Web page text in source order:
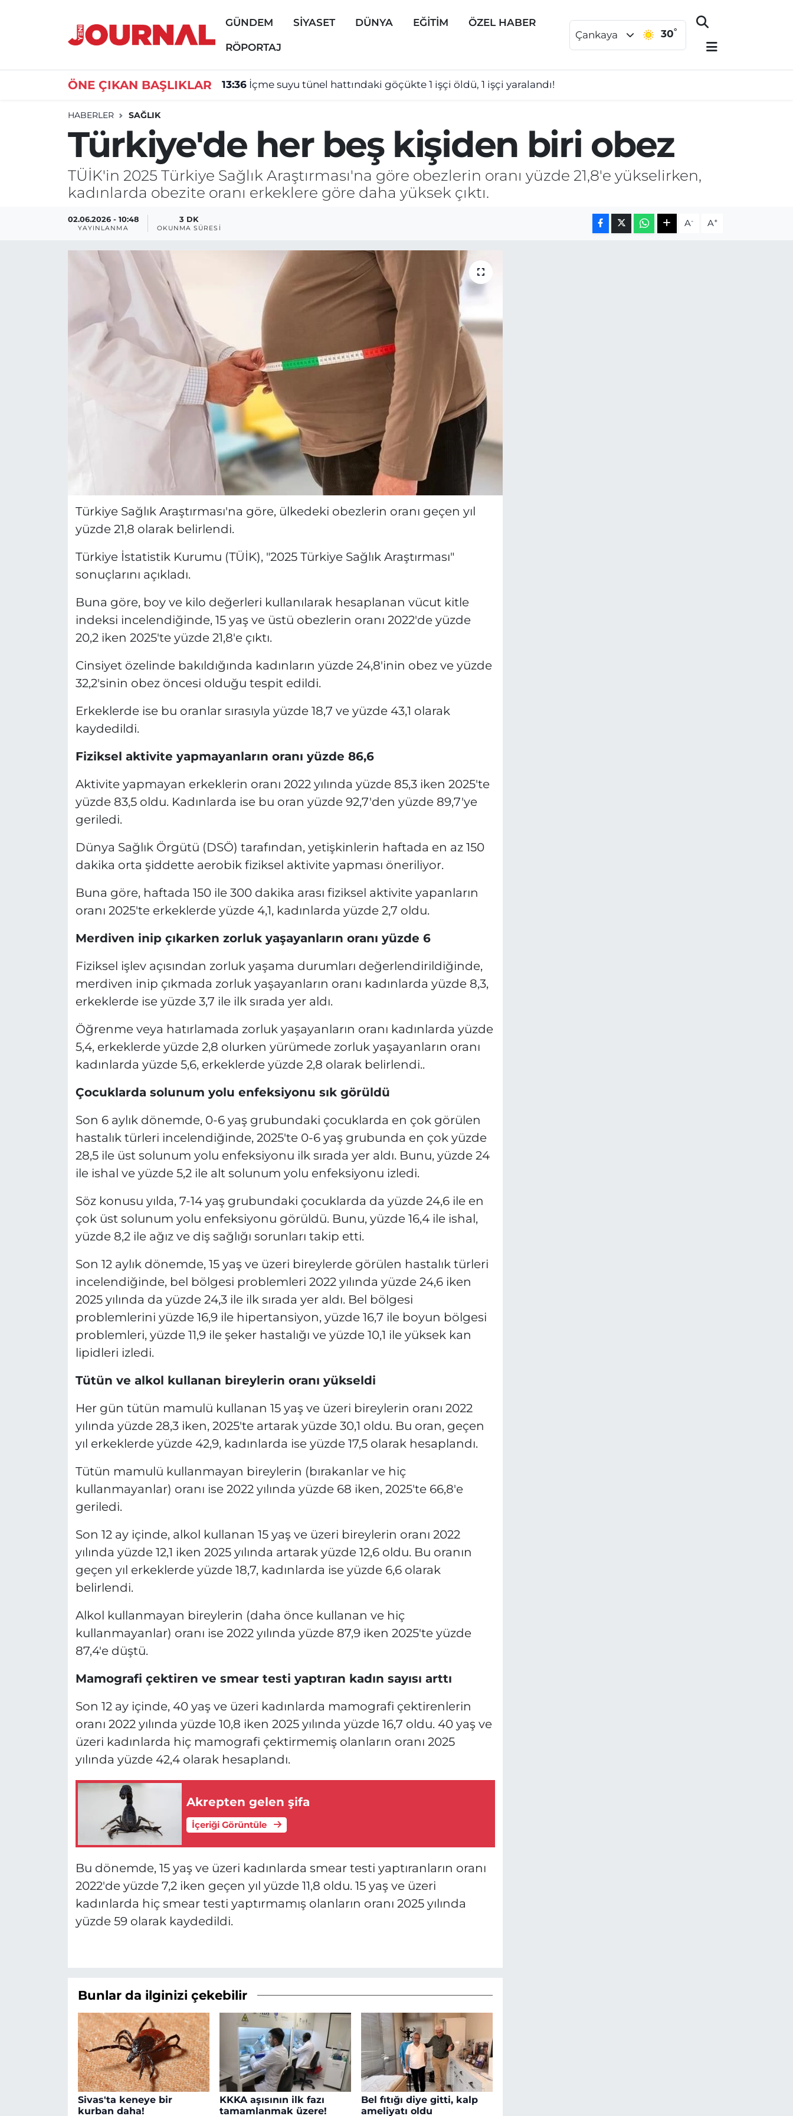
GÜNDEM SİYASET DÜNYA EĞİTİM ÖZEL HABER
RÖPORTAJ
Çankaya 30°
ÖNE ÇIKAN BAŞLIKLAR 13:36 İçme suyu tünel hattındaki göçükte 1 işçi öldü, 1 işçi yaralandı!
HABERLER SAĞLIK
Türkiye'de her beş kişiden biri obez
TÜİK'in 2025 Türkiye Sağlık Araştırması'na göre obezlerin oranı yüzde 21,8'e yükselirken,
kadınlarda obezite oranı erkeklere göre daha yüksek çıktı.
02.06.2026 - 10:48
YAYINLANMA
3 DK
OKUNMA SÜRESI A- A+
Türkiye Sağlık Araştırması'na göre, ülkedeki obezlerin oranı geçen yıl
yüzde 21,8 olarak belirlendi.
Türkiye İstatistik Kurumu (TÜİK), "2025 Türkiye Sağlık Araştırması"
sonuçlarını açıkladı.
Buna göre, boy ve kilo değerleri kullanılarak hesaplanan vücut kitle
indeksi incelendiğinde, 15 yaş ve üstü obezlerin oranı 2022'de yüzde
20,2 iken 2025'te yüzde 21,8'e çıktı.
Cinsiyet özelinde bakıldığında kadınların yüzde 24,8'inin obez ve yüzde
32,2'sinin obez öncesi olduğu tespit edildi.
Erkeklerde ise bu oranlar sırasıyla yüzde 18,7 ve yüzde 43,1 olarak
kaydedildi.
Fiziksel aktivite yapmayanların oranı yüzde 86,6
Aktivite yapmayan erkeklerin oranı 2022 yılında yüzde 85,3 iken 2025'te
yüzde 83,5 oldu. Kadınlarda ise bu oran yüzde 92,7'den yüzde 89,7'ye
geriledi.
Dünya Sağlık Örgütü (DSÖ) tarafından, yetişkinlerin haftada en az 150
dakika orta şiddette aerobik fiziksel aktivite yapması öneriliyor.
Buna göre, haftada 150 ile 300 dakika arası fiziksel aktivite yapanların
oranı 2025'te erkeklerde yüzde 4,1, kadınlarda yüzde 2,7 oldu.
Merdiven inip çıkarken zorluk yaşayanların oranı yüzde 6
Fiziksel işlev açısından zorluk yaşama durumları değerlendirildiğinde,
merdiven inip çıkmada zorluk yaşayanların oranı kadınlarda yüzde 8,3,
erkeklerde ise yüzde 3,7 ile ilk sırada yer aldı.
Öğrenme veya hatırlamada zorluk yaşayanların oranı kadınlarda yüzde
5,4, erkeklerde yüzde 2,8 olurken yürümede zorluk yaşayanların oranı
kadınlarda yüzde 5,6, erkeklerde yüzde 2,8 olarak belirlendi..
Çocuklarda solunum yolu enfeksiyonu sık görüldü
Son 6 aylık dönemde, 0-6 yaş grubundaki çocuklarda en çok görülen
hastalık türleri incelendiğinde, 2025'te 0-6 yaş grubunda en çok yüzde
28,5 ile üst solunum yolu enfeksiyonu ilk sırada yer aldı. Bunu, yüzde 24
ile ishal ve yüzde 5,2 ile alt solunum yolu enfeksiyonu izledi.
Söz konusu yılda, 7-14 yaş grubundaki çocuklarda da yüzde 24,6 ile en
çok üst solunum yolu enfeksiyonu görüldü. Bunu, yüzde 16,4 ile ishal,
yüzde 8,2 ile ağız ve diş sağlığı sorunları takip etti.
Son 12 aylık dönemde, 15 yaş ve üzeri bireylerde görülen hastalık türleri
incelendiğinde, bel bölgesi problemleri 2022 yılında yüzde 24,6 iken
2025 yılında da yüzde 24,3 ile ilk sırada yer aldı. Bel bölgesi
problemlerini yüzde 16,9 ile hipertansiyon, yüzde 16,7 ile boyun bölgesi
problemleri, yüzde 11,9 ile şeker hastalığı ve yüzde 10,1 ile yüksek kan
lipidleri izledi.
Tütün ve alkol kullanan bireylerin oranı yükseldi
Her gün tütün mamulü kullanan 15 yaş ve üzeri bireylerin oranı 2022
yılında yüzde 28,3 iken, 2025'te artarak yüzde 30,1 oldu. Bu oran, geçen
yıl erkeklerde yüzde 42,9, kadınlarda ise yüzde 17,5 olarak hesaplandı.
Tütün mamulü kullanmayan bireylerin (bırakanlar ve hiç
kullanmayanlar) oranı ise 2022 yılında yüzde 68 iken, 2025'te 66,8'e
geriledi.
Son 12 ay içinde, alkol kullanan 15 yaş ve üzeri bireylerin oranı 2022
yılında yüzde 12,1 iken 2025 yılında artarak yüzde 12,6 oldu. Bu oranın
geçen yıl erkeklerde yüzde 18,7, kadınlarda ise yüzde 6,6 olarak
belirlendi.
Alkol kullanmayan bireylerin (daha önce kullanan ve hiç
kullanmayanlar) oranı ise 2022 yılında yüzde 87,9 iken 2025'te yüzde
87,4'e düştü.
Mamografi çektiren ve smear testi yaptıran kadın sayısı arttı
Son 12 ay içinde, 40 yaş ve üzeri kadınlarda mamografi çektirenlerin
oranı 2022 yılında yüzde 10,8 iken 2025 yılında yüzde 16,7 oldu. 40 yaş ve
üzeri kadınlarda hiç mamografi çektirmemiş olanların oranı 2025
yılında yüzde 42,4 olarak hesaplandı.
Akrepten gelen şifa
İçeriği Görüntüle
Bu dönemde, 15 yaş ve üzeri kadınlarda smear testi yaptıranların oranı
2022'de yüzde 7,2 iken geçen yıl yüzde 11,8 oldu. 15 yaş ve üzeri
kadınlarda hiç smear testi yaptırmamış olanların oranı 2025 yılında
yüzde 59 olarak kaydedildi.
Bunlar da ilginizi çekebilir
Sivas'ta keneye bir
kurban daha!
KKKA aşısının ilk fazı
tamamlanmak üzere!
Bel fıtığı diye gitti, kalp
ameliyatı oldu
GÜNDEM
DÜNYA
ÖZEL HABER
Nöbetçi Eczaneler
Süper Lig Puan Durumu ve Fikstür
Tüm Manşetler
Son Dakika Haberleri
Haber Arşivi